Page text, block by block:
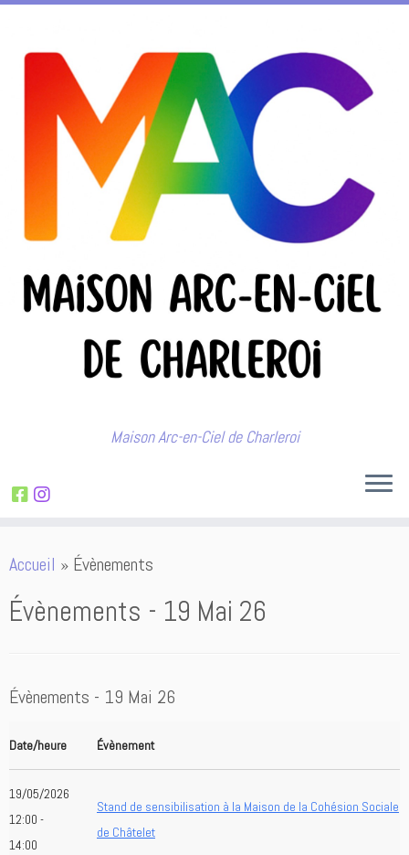
au
contenu
Maison Arc-en-Ciel de Charleroi
Accueil » Évènements
Évènements - 19 Mai 26
Évènements - 19 Mai 26
Date/heure Évènement
19/05/2026
12:00 -
14:00
Stand de sensibilisation à la Maison de la Cohésion Sociale
de Châtelet